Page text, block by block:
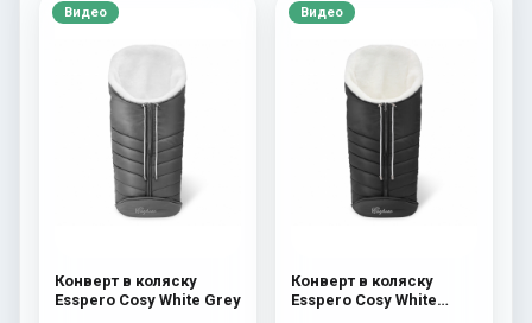
Видео
Конверт в коляску
Esspero Cosy White Grey
Видео
Конверт в коляску
Esspero Cosy White